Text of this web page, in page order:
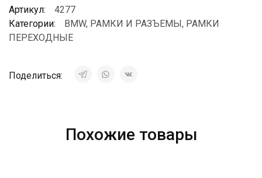
Артикул:
4277
Категории:
BMW, РАМКИ И РАЗЪЕМЫ, РАМКИ
ПЕРЕХОДНЫЕ
Поделиться:
Похожие товары